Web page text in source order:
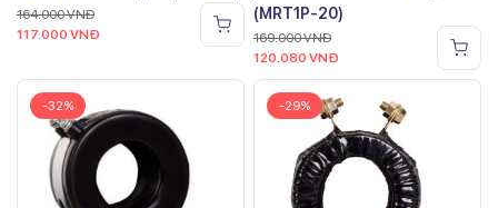
164.000VNĐ
117.000 VNĐ
(MRT1P-20)
169.000VNĐ
120.080 VNĐ
-32% -29%